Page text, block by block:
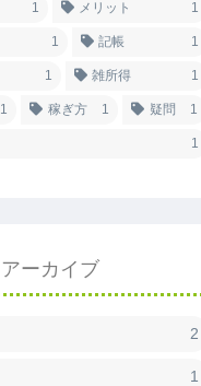
1 メリット 1
1 記帳 1
1 雑所得 1
1 稼ぎ方 1 疑問 1
1
アーカイブ
2
1